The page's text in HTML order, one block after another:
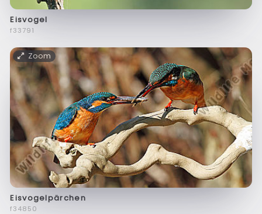
Eisvogel
f33791
Zoom
Eisvogelpärchen
f34850